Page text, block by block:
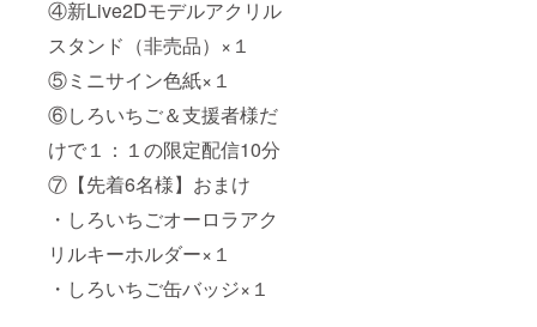
④新Live2Dモデルアクリル
スタンド（非売品）×１
⑤ミニサイン色紙×１
⑥しろいちご＆支援者様だ
けで１：１の限定配信10分
⑦【先着6名様】おまけ
・しろいちごオーロラアク
リルキーホルダー×１
・しろいちご缶バッジ×１